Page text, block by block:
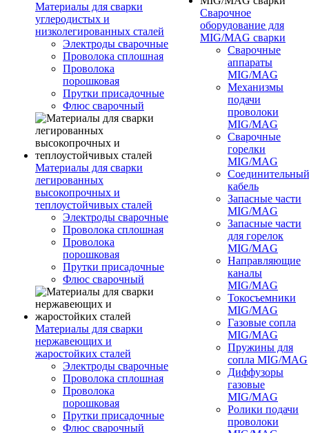
Материалы для сварки
углеродистых и
низколегированных сталей
Электроды сварочные
Проволока сплошная
Проволока
порошковая
Прутки присадочные
Флюс сварочный
Материалы для сварки
легированных
высокопрочных и
теплоустойчивых сталей
Электроды сварочные
Проволока сплошная
Проволока
порошковая
Прутки присадочные
Флюс сварочный
Материалы для сварки
нержавеющих и
жаростойких сталей
Электроды сварочные
Проволока сплошная
Проволока
порошковая
Прутки присадочные
Флюс сварочный
Сварочное
оборудование для
MIG/MAG сварки
Сварочные
аппараты
MIG/MAG
Механизмы
подачи
проволоки
MIG/MAG
Сварочные
горелки
MIG/MAG
Соединительный
кабель
Запасные части
MIG/MAG
Запасные части
для горелок
MIG/MAG
Направляющие
каналы
MIG/MAG
Токосъемники
MIG/MAG
Газовые сопла
MIG/MAG
Пружины для
сопла MIG/MAG
Диффузоры
газовые
MIG/MAG
Ролики подачи
проволоки